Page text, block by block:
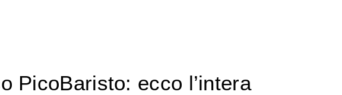
PicoBaristo: ecco l’intera